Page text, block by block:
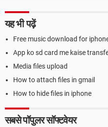
यह भी पढ़ें
Free music download for
App ko sd card me kaise
Media files upload
How to attach files in gmail
How to hide files in iphone
सबसे पॉपुलर सॉफ्टवेयर